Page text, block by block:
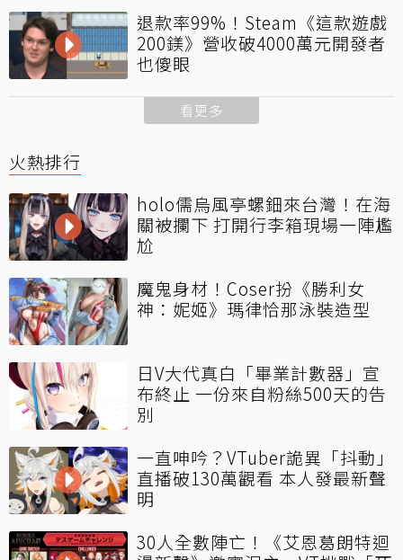
退款率99%！Steam《這款遊戲
200鎂》營收破4000萬元開發者
也傻眼
看更多
火熱排行
holo儒烏風亭螺鈿來台灣！在海
關被攔下 打開行李箱現場一陣尷
尬
魔鬼身材！Coser扮《勝利女
神：妮姬》瑪律恰那泳裝造型
日V大代真白「畢業計數器」宣
布終止 一份來自粉絲500天的告
別
一直呻吟？VTuber詭異「抖動」
直播破130萬觀看 本人發最新聲
明
30人全數陣亡！《艾恩葛朗特迴